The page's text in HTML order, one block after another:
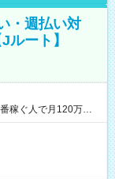
・週払い対
ルート】
稼ぐ人で月120万ほ
150個配達×25日勤務